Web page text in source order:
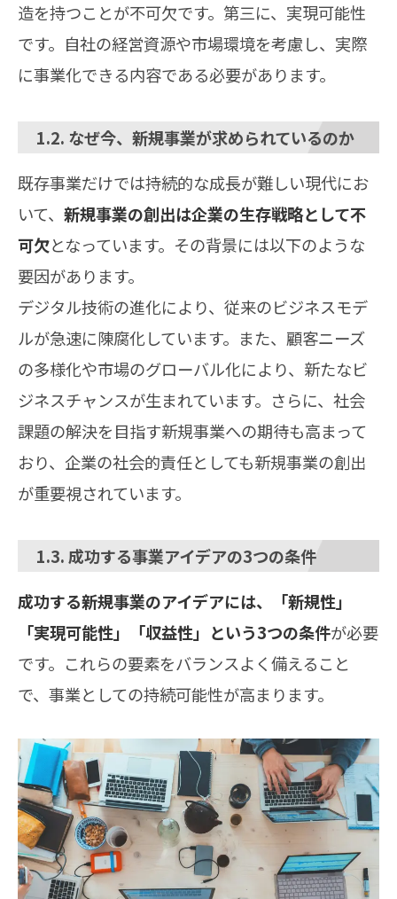
造を持つことが不可欠です。第三に、実現可能性
です。自社の経営資源や市場環境を考慮し、実際
に事業化できる内容である必要があります。
1.2. なぜ今、新規事業が求められているのか
既存事業だけでは持続的な成長が難しい現代にお
いて、 新規事業の創出は企業の生存戦略として不
可欠となっています。その背景には以下のような
要因があります。
デジタル技術の進化により、従来のビジネスモデ
ルが急速に陳腐化しています。また、顧客ニーズ
の多様化や市場のグローバル化により、新たなビ
ジネスチャンスが生まれています。さらに、社会
課題の解決を目指す新規事業への期待も高まって
おり、企業の社会的責任としても新規事業の創出
が重要視されています。
1.3. 成功する事業アイデアの3つの条件
成功する新規事業のアイデアには、「新規性」
「実現可能性」「収益性」という3つの条件が必要
です。これらの要素をバランスよく備えること
で、事業としての持続可能性が高まります。